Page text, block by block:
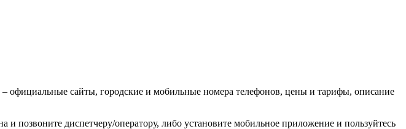
официальные сайты, городские и мобильные номера телефонов, цены и тарифы, описание
позвоните диспетчеру/оператору, либо установите мобильное приложение и пользуйтесь